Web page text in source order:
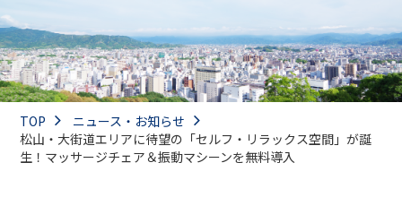
TOP
ニュース・お知らせ
松山・大街道エリアに待望の「セルフ・リラックス空間」が誕
生！マッサージチェア＆振動マシーンを無料導入